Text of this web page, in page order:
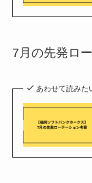
7月の先発ロ
あわせて読みた